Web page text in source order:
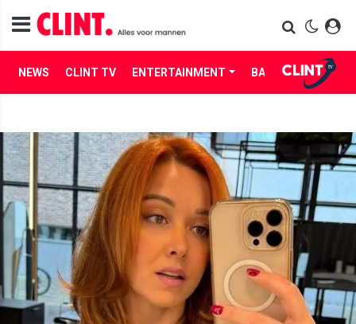
NEWS CLINT TV ENTERTAINMENT BABES LIFE